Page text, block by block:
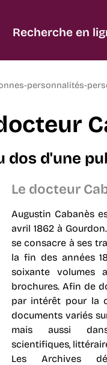
Recherche en
personnalités-
dos d'une
Le docteur
Augustin Cabanès
avril 1862 à
se consacre à ses
la fin des années
soixante volumes
brochures. Afin de
par intérêt pour la
documents variés
mais aussi
scientifiques,
Les Archives